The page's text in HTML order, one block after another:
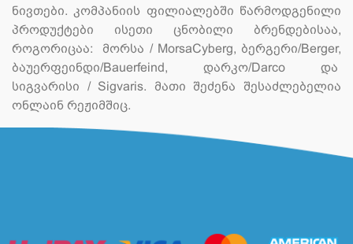
ნივთები. კომპანიის ფილიალებში წარმოდგენილი
პროდუქტები ისეთი ცნობილი ბრენდებისაა,
როგორიცაა: მორსა / MorsaCyberg, ბერგერი/Berger,
ბაუერფეინდი/Bauerfeind, დარკო/Darco და
სიგვარისი / Sigvaris. მათი შეძენა შესაძლებელია
ონლაინ რეჟიმშიც.